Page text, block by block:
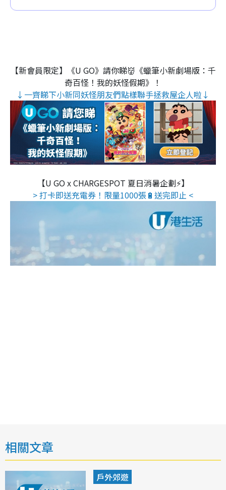
【新會員限定】《U GO》請你睇👹《蠟筆小新劇場版：千
奇百怪！我的妖怪假期》！
↓一齊睇下小新同妖怪朋友們點樣聯手拯救屋企人啦↓
【U GO x CHARGESPOT 夏日消暑企劃⚡】
> 打卡即送充電券！限量1000張🔋送完即止 <
相關文章
戶外郊遊